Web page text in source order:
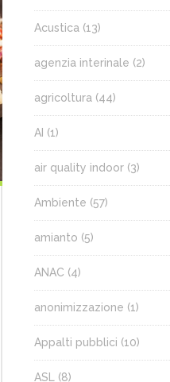
Acustica (13)
agenzia interinale (2)
agricoltura (44)
AI (1)
air quality indoor (3)
Ambiente (57)
amianto (5)
ANAC (4)
anonimizzazione (1)
Appalti pubblici (10)
ASL (8)